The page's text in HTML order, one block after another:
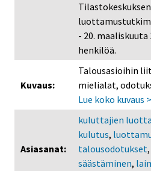
- 20. maaliskuuta
henkilöä.
Kuvaus:
Talousasioihin
mielialat,
Lue koko kuvaus
Asiasanat:
kuluttajien
kulutus,
talousodotukset,
säästäminen,